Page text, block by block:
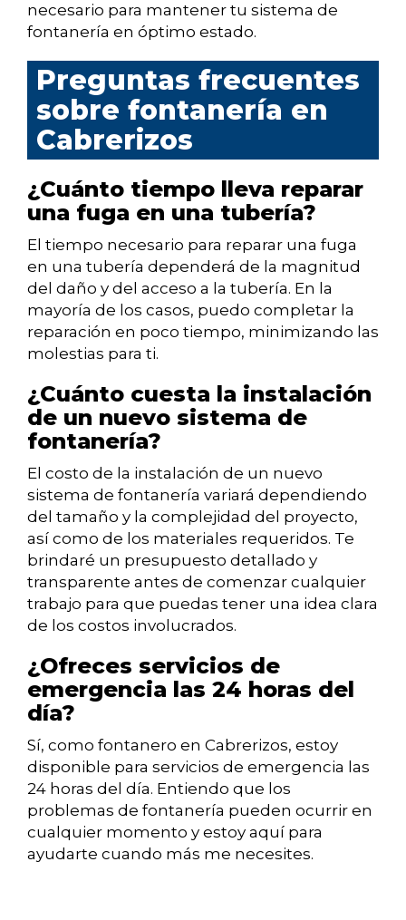
necesario para mantener tu sistema de
fontanería en óptimo estado.
Preguntas frecuentes
sobre fontanería en
Cabrerizos
¿Cuánto tiempo lleva reparar
una fuga en una tubería?
El tiempo necesario para reparar una fuga
en una tubería dependerá de la magnitud
del daño y del acceso a la tubería. En la
mayoría de los casos, puedo completar la
reparación en poco tiempo, minimizando las
molestias para ti.
¿Cuánto cuesta la instalación
de un nuevo sistema de
fontanería?
El costo de la instalación de un nuevo
sistema de fontanería variará dependiendo
del tamaño y la complejidad del proyecto,
así como de los materiales requeridos. Te
brindaré un presupuesto detallado y
transparente antes de comenzar cualquier
trabajo para que puedas tener una idea clara
de los costos involucrados.
¿Ofreces servicios de
emergencia las 24 horas del
día?
Sí, como fontanero en Cabrerizos, estoy
disponible para servicios de emergencia las
24 horas del día. Entiendo que los
problemas de fontanería pueden ocurrir en
cualquier momento y estoy aquí para
ayudarte cuando más me necesites.